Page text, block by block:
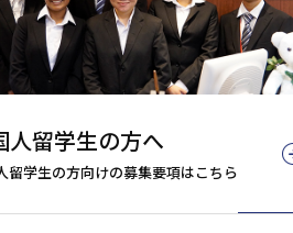
人留学生の方へ
留学生の方向けの募集要項はこちら